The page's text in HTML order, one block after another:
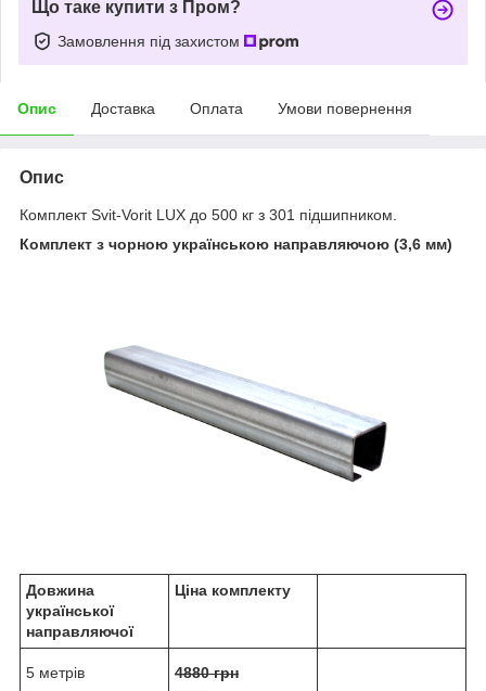
Що таке купити з Пром?
Замовлення під захистом
Опис Доставка Оплата Умови повернення
Опис
Комплект Svit-Vorit LUX до 500 кг з 301 підшипником.
Комплект з чорною українською направляючою (3,6 мм)
Довжина
української
направляючої
Ціна комплекту
5 метрів
4880 грн